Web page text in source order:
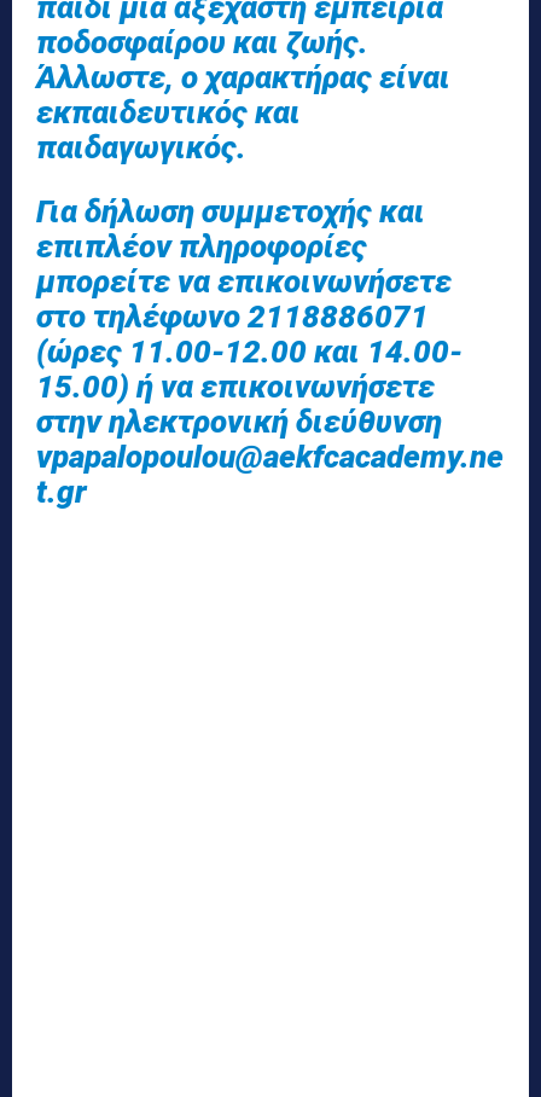
ποδοσφαίρου και ζωής.
Άλλωστε, ο χαρακτήρας είναι
εκπαιδευτικός και
παιδαγωγικός.
Για δήλωση συμμετοχής και
επιπλέον πληροφορίες
μπορείτε να επικοινωνήσετε
στο τηλέφωνο 2118886071
(ώρες 11.00-12.00 και 14.00-
15.00) ή να επικοινωνήσετε
στην ηλεκτρονική διεύθυνση
vpapalopoulou@aekfcacademy.ne
t.gr